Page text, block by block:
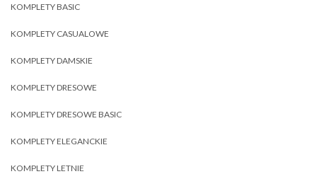
KOMPLETY BASIC
KOMPLETY CASUALOWE
KOMPLETY DAMSKIE
KOMPLETY DRESOWE
KOMPLETY DRESOWE BASIC
KOMPLETY ELEGANCKIE
KOMPLETY LETNIE